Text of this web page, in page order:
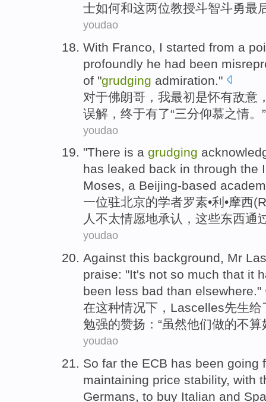
士如何和这两位教授斗智斗勇最
youdao
With Franco I started from a
profoundly he had been
of "grudging admiration ."
对于佛朗哥 ， 我最初是怀有敌意
误解 ， 终于有了“三分仰慕之情。”
youdao
"There is a grudging
has leaked back in through the
Moses, a Beijing-based
一位驻北京的学者罗素•利 •摩西
人 不太情愿地承认 ， 这些东西通
youdao
Against this background, Mr
praise: "It's not so much that it
been less bad than elsewhere."
在这种情况下， Lascelles先生给
勉强的赞扬 ：“虽然他们做的不算
youdao
So far the ECB has been going
maintaining price stability, with
Germans, to buy Italian and